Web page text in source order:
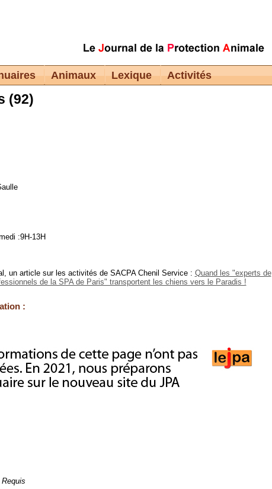
Animaux Lexique Activités
(92)
:9H-13H
un article sur les activités de SACPA Chenil Service : Quand les "experts de
de la SPA de Paris" transportent les chiens vers le Paradis !
:
Requis